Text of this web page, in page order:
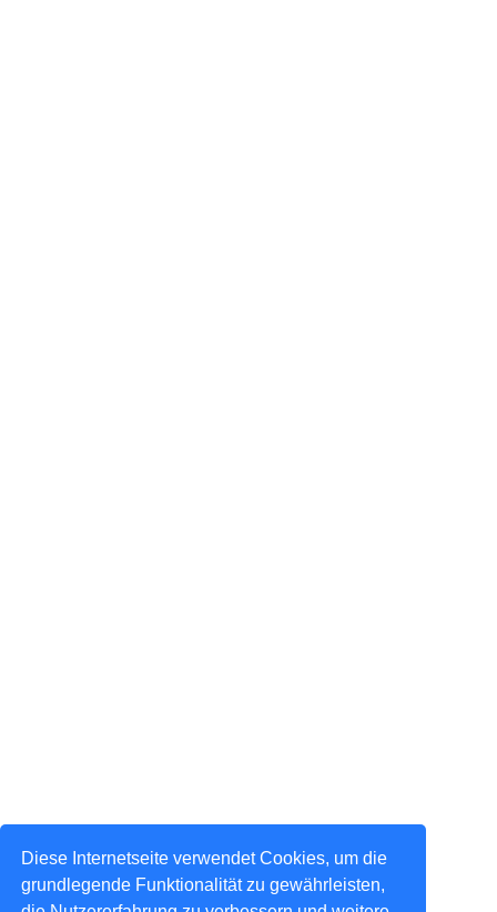
Diese Internetseite verwendet Cookies, um die
grundlegende Funktionalität zu gewährleisten,